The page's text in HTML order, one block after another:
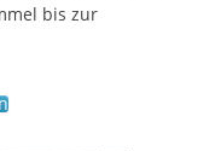
bis zur